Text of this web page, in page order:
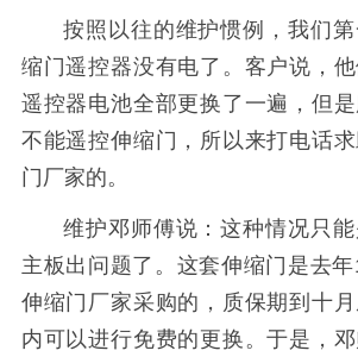
按照以往的维护惯例，我们
缩门遥控器没有电了。客户说，
遥控器电池全部更换了一遍，但
不能遥控伸缩门，所以来打电话
门厂家的。
维护邓师傅说：这种情况只
主板出问题了。这套伸缩门是去年
伸缩门厂家采购的，质保期到十月
内可以进行免费的更换。于是，邓